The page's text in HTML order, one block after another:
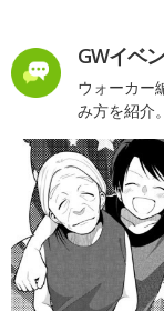
GWイベ
ウォーカー
み方を紹介